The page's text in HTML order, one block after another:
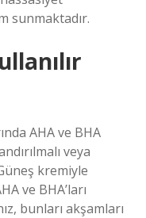
sunmaktadır.
AHA ve BHA
veya
kremiyle
ve BHA’ları
bunları akşamları